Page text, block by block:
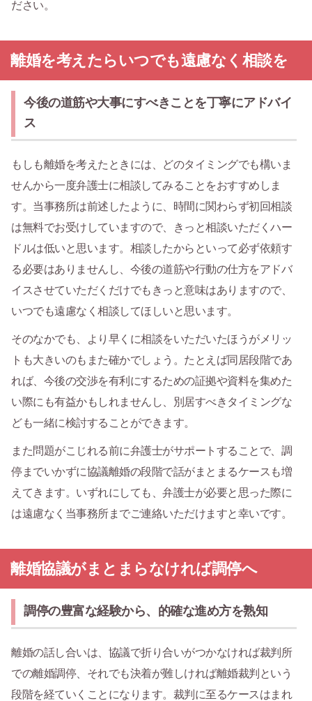
ださい。
離婚を考えたらいつでも遠慮なく相談を
今後の道筋や大事にすべきことを丁寧にアドバイ
ス
もしも離婚を考えたときには、どのタイミングでも構いま
せんから一度弁護士に相談してみることをおすすめしま
す。当事務所は前述したように、時間に関わらず初回相談
は無料でお受けしていますので、きっと相談いただくハー
ドルは低いと思います。相談したからといって必ず依頼す
る必要はありませんし、今後の道筋や行動の仕方をアドバ
イスさせていただくだけでもきっと意味はありますので、
いつでも遠慮なく相談してほしいと思います。
そのなかでも、より早くに相談をいただいたほうがメリッ
トも大きいのもまた確かでしょう。たとえば同居段階であ
れば、今後の交渉を有利にするための証拠や資料を集めた
い際にも有益かもしれませんし、別居すべきタイミングな
ども一緒に検討することができます。
また問題がこじれる前に弁護士がサポートすることで、調
停までいかずに協議離婚の段階で話がまとまるケースも増
えてきます。いずれにしても、弁護士が必要と思った際に
は遠慮なく当事務所までご連絡いただけますと幸いです。
離婚協議がまとまらなければ調停へ
調停の豊富な経験から、的確な進め方を熟知
離婚の話し合いは、協議で折り合いがつかなければ裁判所
での離婚調停、それでも決着が難しければ離婚裁判という
段階を経ていくことになります。裁判に至るケースはまれ